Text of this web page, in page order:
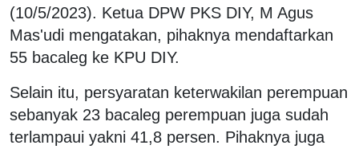
(10/5/2023). Ketua DPW PKS DIY, M Agus
Mas'udi mengatakan, pihaknya mendaftarkan
55 bacaleg ke KPU DIY.
Selain itu, persyaratan keterwakilan perempuan
sebanyak 23 bacaleg perempuan juga sudah
terlampaui yakni 41,8 persen. Pihaknya juga